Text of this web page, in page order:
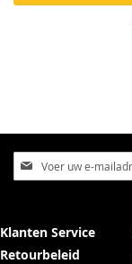
Abonneer
u
nieuwsbrief
Klanten Service
Retourbeleid